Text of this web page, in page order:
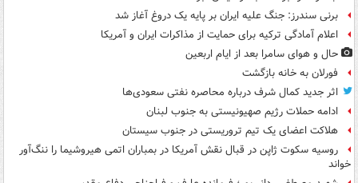
برنی سندرز: جنگ علیه ایران بر پایه یک دروغ آغاز شد
اعلام آمادگی ترکیه برای حمایت از مذاکرات ایران و آمریکا
حال و هوای سامرا بعد از ایام اربعین
فورلان به خانه بازگشت
اثر جدید کمال شرف درباره محاصره نفتی سعودی‌ها
ادامه حملات رژیم صهیونیستی به جنوب لبنان
هلاکت اعضای یک تیم تروریستی در جنوب سیستان
روسیه سکوت ژاپن در قبال نقش آمریکا در بمباران اتمی هیروشیما را ننگ‌آور
خواند